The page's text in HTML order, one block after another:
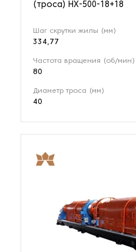
(троса) HX-500-18+18
Шаг скрутки жилы (мм)
334,77
Частота вращения (об/мин)
80
Диаметр троса (мм)
40